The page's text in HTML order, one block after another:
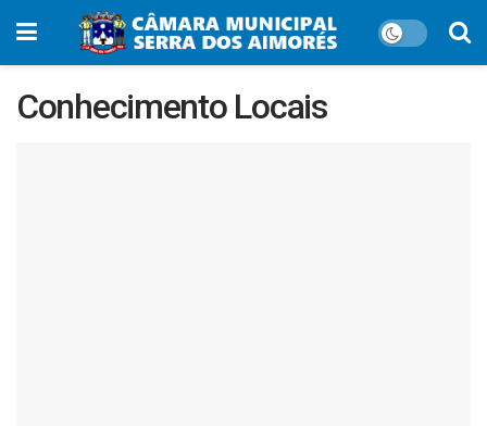
Conhecimento Locais